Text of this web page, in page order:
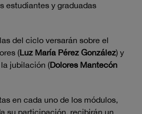
estudiantes y graduadas
del ciclo versarán sobre el
(Luz María Pérez González) y
jubilación (Dolores Mantecón
en cada uno de los módulos,
su participación, recibirán un